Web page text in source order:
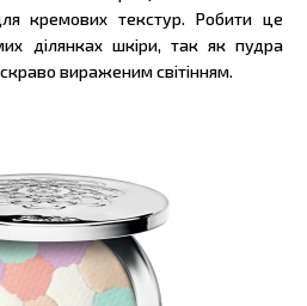
кремових текстур. Робити це
ділянках шкіри, так як пудра
вираженим світінням.